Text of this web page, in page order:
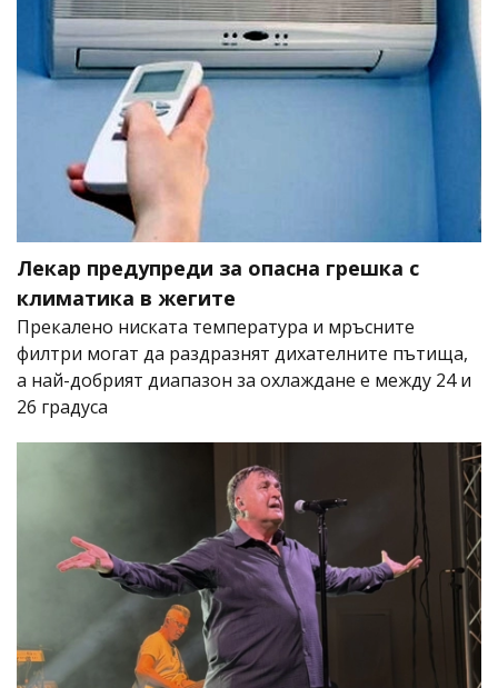
Лекар предупреди за опасна грешка с
климатика в жегите
Прекалено ниската температура и мръсните
филтри могат да раздразнят дихателните пътища,
а най-добрият диапазон за охлаждане е между 24 и
26 градуса